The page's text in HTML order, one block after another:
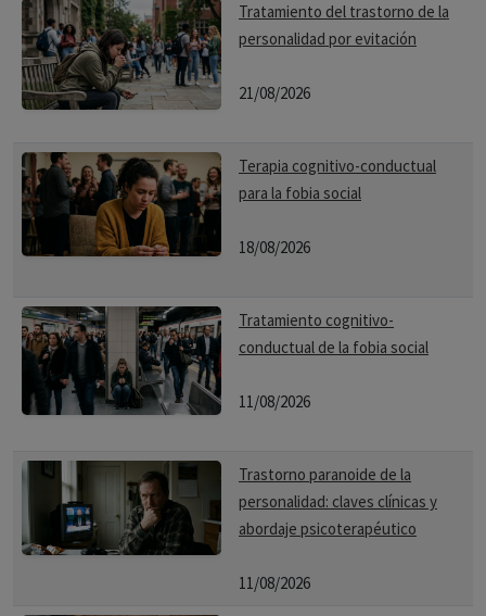
Tratamiento del trastorno de la
personalidad por evitación
21/08/2026
Terapia cognitivo-conductual
para la fobia social
18/08/2026
Tratamiento cognitivo-
conductual de la fobia social
11/08/2026
Trastorno paranoide de la
personalidad: claves clínicas y
abordaje psicoterapéutico
11/08/2026